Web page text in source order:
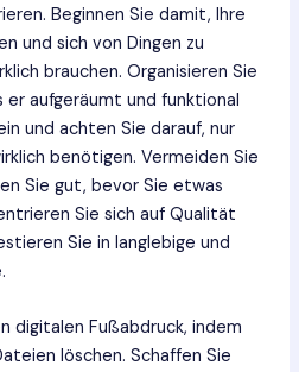
Beginnen Sie damit, Ihre
und sich von Dingen zu
brauchen. Organisieren Sie
er aufgeräumt und funktional
und achten Sie darauf, nur
benötigen. Vermeiden Sie
Sie gut, bevor Sie etwas
Sie sich auf Qualität
Sie in langlebige und
digitalen Fußabdruck, indem
löschen. Schaffen Sie